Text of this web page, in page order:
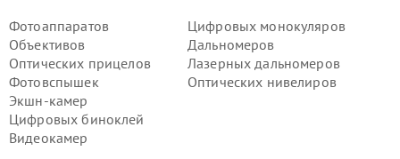
Фотоаппаратов
Объективов
Оптических прицелов
Фотовспышек
Экшн-камер
Цифровых биноклей
Видеокамер
Цифровых монокуляров
Дальномеров
Лазерных дальномеров
Оптических нивелиров
Замена дисплея лазерного
дальномера Nikon в г.
Волгоград
Замена дисплея лазерного
дальномера Nikon в г. Самара
Замена дисплея лазерного
дальномера Nikon в г.
Замена дисплея лазерного
дальномера Nikon в г.